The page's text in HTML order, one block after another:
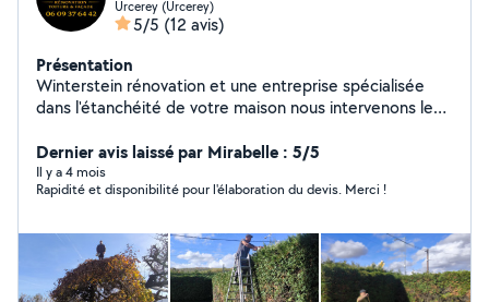
Urcerey (Urcerey)
5/5 (12 avis)
Présentation
Winterstein rénovation et une entreprise spécialisée
dans l'étanchéité de votre maison nous intervenons le
imperméabilisation de vos tuiles et mise en peinture
revet-gum 400% d'élasticité nous faisons aussi de la
rénovation de façade et d'intérieur de votre maison
Dernier avis laissé par Mirabelle : 5/5
Il y a 4 mois
Rapidité et disponibilité pour l'élaboration du devis. Merci !